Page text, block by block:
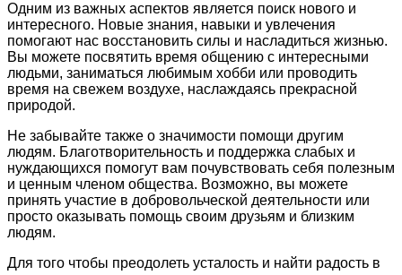
Одним из важных аспектов является поиск нового и
интересного. Новые знания, навыки и увлечения
помогают нас восстановить силы и насладиться жизнью.
Вы можете посвятить время общению с интересными
людьми, заниматься любимым хобби или проводить
время на свежем воздухе, наслаждаясь прекрасной
природой.
Не забывайте также о значимости помощи другим
людям. Благотворительность и поддержка слабых и
нуждающихся помогут вам почувствовать себя полезным
и ценным членом общества. Возможно, вы можете
принять участие в добровольческой деятельности или
просто оказывать помощь своим друзьям и близким
людям.
Для того чтобы преодолеть усталость и найти радость в